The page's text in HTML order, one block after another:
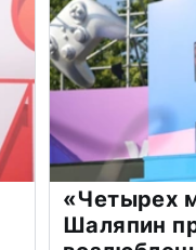
«Четырех
Шаляпин